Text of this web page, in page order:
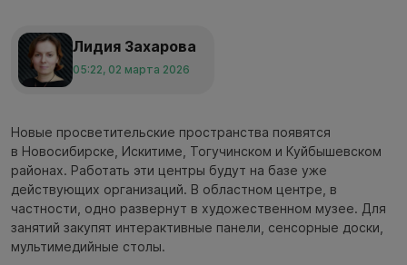
Лидия Захарова
05:22, 02 марта 2026
Новые просветительские пространства появятся
в Новосибирске, Искитиме, Тогучинском и Куйбышевском
районах. Работать эти центры будут на базе уже
действующих организаций. В областном центре, в
частности, одно развернут в художественном музее. Для
занятий закупят интерактивные панели, сенсорные доски,
мультимедийные столы.